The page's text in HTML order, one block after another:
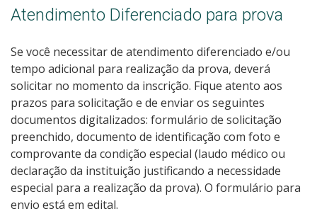
Atendimento Diferenciado para prova
Se você necessitar de atendimento diferenciado e/ou
tempo adicional para realização da prova, deverá
solicitar no momento da inscrição. Fique atento aos
prazos para solicitação e de enviar os seguintes
documentos digitalizados: formulário de solicitação
preenchido, documento de identificação com foto e
comprovante da condição especial (laudo médico ou
declaração da instituição justificando a necessidade
especial para a realização da prova). O formulário para
envio está em edital.